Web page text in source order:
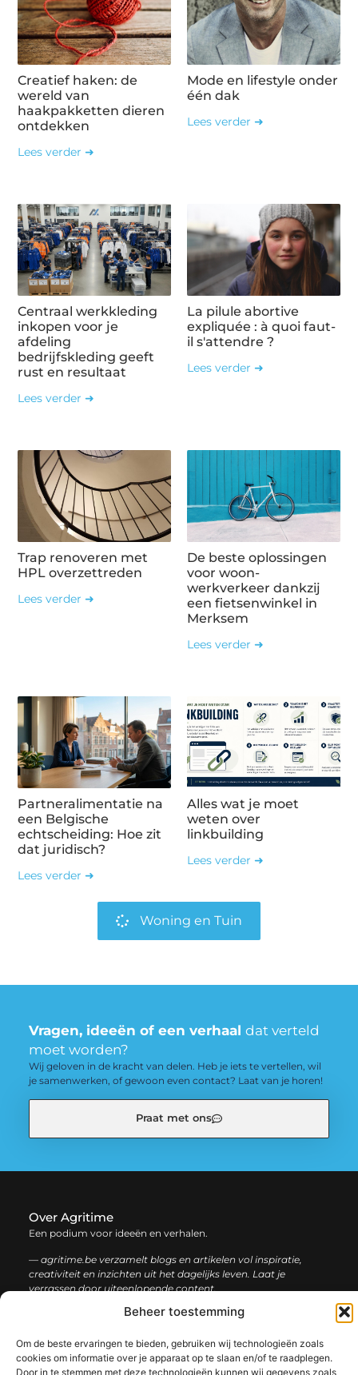
Beheer toestemming
Om de beste ervaringen te bieden, gebruiken wij technologieën zoals
cookies om informatie over je apparaat op te slaan en/of te raadplegen.
Door in te stemmen met deze technologieën kunnen wij gegevens zoals
Creatief haken: de
wereld van
haakpakketten dieren
ontdekken
Lees verder ➜
Mode en lifestyle onder
één dak
Lees verder ➜
Centraal werkkleding
inkopen voor je
afdeling
bedrijfskleding geeft
rust en resultaat
Lees verder ➜
La pilule abortive
expliquée : à quoi faut-
il s'attendre ?
Lees verder ➜
Trap renoveren met
HPL overzettreden
Lees verder ➜
De beste oplossingen
voor woon-
werkverkeer dankzij
een fietsenwinkel in
Merksem
Lees verder ➜
Partneralimentatie na
een Belgische
echtscheiding: Hoe zit
dat juridisch?
Lees verder ➜
Alles wat je moet
weten over
linkbuilding
Lees verder ➜
Woning en Tuin
Vragen, ideeën of een verhaal dat verteld
moet worden?
Wij geloven in de kracht van delen. Heb je iets te vertellen, wil
je samenwerken, of gewoon even contact? Laat van je horen!
Praat met ons
Over Agritime
Een podium voor ideeën en verhalen.
— agritime.be verzamelt blogs en artikelen vol inspiratie,
creativiteit en inzichten uit het dagelijks leven. Laat je
verrassen door uiteenlopende content.
informatie